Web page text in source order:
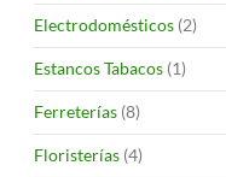
Electrodomésticos (2)
Estancos Tabacos (1)
Ferreterías (8)
Floristerías (4)